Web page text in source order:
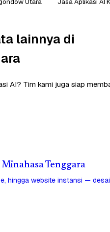
lainnya di
AI? Tim kami juga siap
Tenggara
hingga website instansi —